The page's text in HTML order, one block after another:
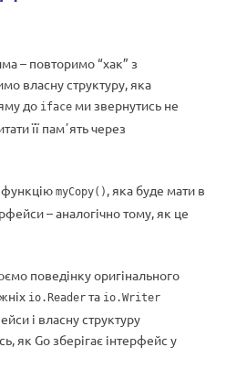
– повторимо “хак” з
власну структуру, яка
до iface ми звернутись не
її памʼять через
функцію myCopy() , яка буде мати в
– аналогічно тому, як це
поведінку оригінального
io.Reader та io.Writer
і власну структуру
як Go зберігає інтерфейс у